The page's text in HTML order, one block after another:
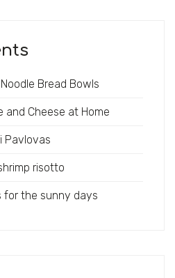
Bread Bowls
and Cheese at Home
Pavlovas
risotto
for the sunny days
?
accueillir et de vous servir
Retrouvez-nous au —